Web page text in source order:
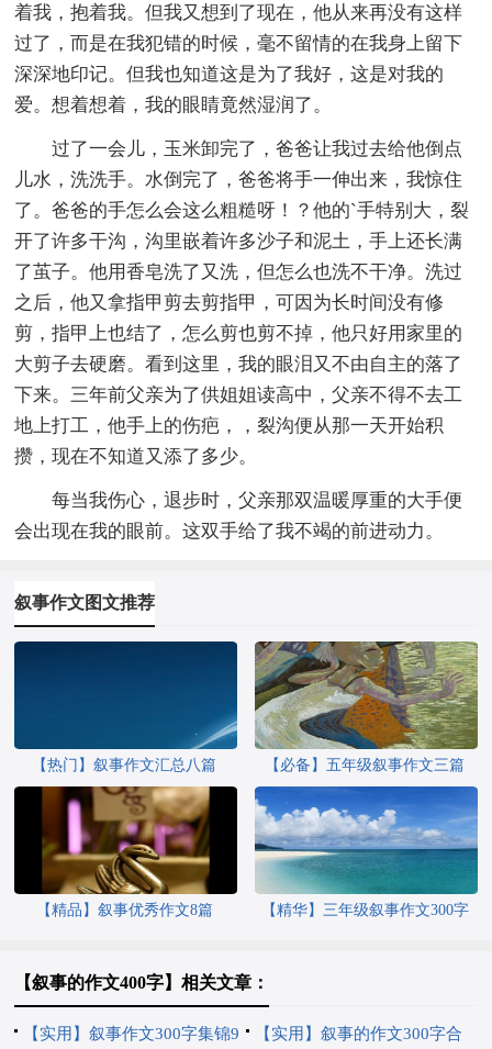
着我，抱着我。但我又想到了现在，他从来再没有这样
过了，而是在我犯错的时候，毫不留情的在我身上留下
深深地印记。但我也知道这是为了我好，这是对我的
爱。想着想着，我的眼睛竟然湿润了。
过了一会儿，玉米卸完了，爸爸让我过去给他倒点
儿水，洗洗手。水倒完了，爸爸将手一伸出来，我惊住
了。爸爸的手怎么会这么粗糙呀！？他的`手特别大，裂
开了许多干沟，沟里嵌着许多沙子和泥土，手上还长满
了茧子。他用香皂洗了又洗，但怎么也洗不干净。洗过
之后，他又拿指甲剪去剪指甲，可因为长时间没有修
剪，指甲上也结了，怎么剪也剪不掉，他只好用家里的
大剪子去硬磨。看到这里，我的眼泪又不由自主的落了
下来。三年前父亲为了供姐姐读高中，父亲不得不去工
地上打工，他手上的伤疤，，裂沟便从那一天开始积
攒，现在不知道又添了多少。
每当我伤心，退步时，父亲那双温暖厚重的大手便
会出现在我的眼前。这双手给了我不竭的前进动力。
叙事作文图文推荐
【热门】叙事作文汇总八篇 【必备】五年级叙事作文三篇
【精品】叙事优秀作文8篇
【精华】三年级叙事作文300字
【叙事的作文400字】相关文章：
【实用】叙事作文300字集锦9 【实用】叙事的作文300字合